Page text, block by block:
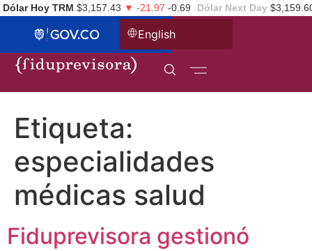
Dólar Hoy TRM $3,157.43 ▼ -21.97 -0.69 Dólar Next Day
English
Etiqueta:
especialidades
médicas salud
Fiduprevisora gestionó